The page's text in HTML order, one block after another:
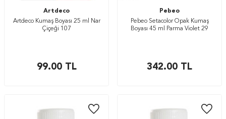
Artdeco
Artdeco Kumaş Boyası 25 ml Nar
Çiçeği 107
99.00TL
Pebeo
Pebeo Setacolor Opak Kumaş
Boyası 45 ml Parma Violet 29
342.00 TL